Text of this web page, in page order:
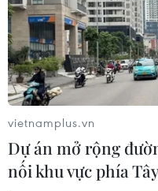
vietnamplus.vn
Dự án mở rộng
nối khu vực phía